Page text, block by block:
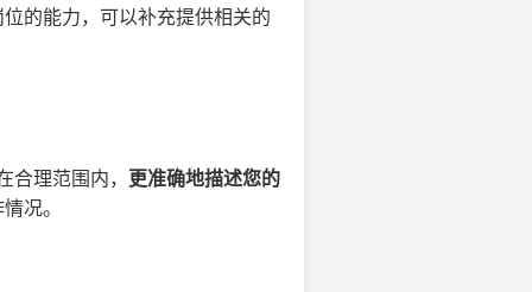
的能力，可以补充提供相关的
理范围内，
更准确地描述您的
况。